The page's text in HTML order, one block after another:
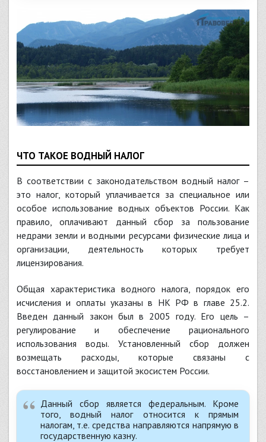
ЧТО ТАКОЕ ВОДНЫЙ НАЛОГ
В соответствии с законодательством водный налог –
это налог, который уплачивается за специальное или
особое использование водных объектов России. Как
правило, оплачивают данный сбор за пользование
недрами земли и водными ресурсами физические лица и
организации, деятельность которых требует
лицензирования.
Общая характеристика водного налога, порядок его
исчисления и оплаты указаны в НК РФ в главе 25.2.
Введен данный закон был в 2005 году. Его цель –
регулирование и обеспечение рационального
использования воды. Установленный сбор должен
возмещать расходы, которые связаны с
восстановлением и защитой экосистем России.
Данный сбор является федеральным. Кроме
того, водный налог относится к прямым
налогам, т.е. средства направляются напрямую в
государственную казну.